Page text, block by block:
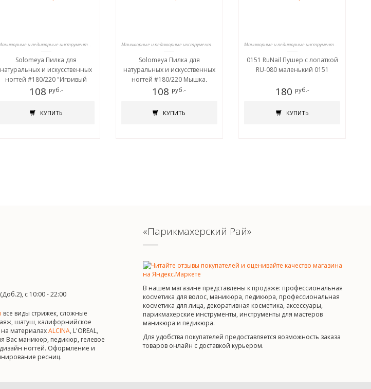
Маникюрные и педикюрные инструменты, пилки
Solomeya Пилка для
натуральных и искусственных
ногтей #180/220 "Игривый
Котенок"/Playful Kitten Nail File
108 руб.-
КУПИТЬ
Маникюрные и педикюрные инструменты, пилки
Solomeya Пилка для
натуральных и искусственных
ногтей #180/220 Мышка,
приносящая удачу /Mouse for
108 руб.-
КУПИТЬ
Маникюрные и педикюрные инструменты, пилки
0151 RuNail Пушер с лопаткой
RU-080 маленький 0151
180 руб.-
КУПИТЬ
c 10:00 - 22:00
все виды стрижек, сложные
шатуш, калифорнийское
материалахALCINA, L'OREAL,
Вас маникюр, педикюр, гелевое
ногтей. Оформление и
ресниц.
«Парикмахерский Рай»
В нашем магазине представлены к продаже: профессиональная
косметика для волос, маникюра, педикюра, профессиональная
косметика для лица, декоративная косметика, аксессуары,
парикмахерские инструменты, инструменты для мастеров
маникюра и педикюра.
Для удобства покупателей предоставляется возможность заказа
товаров онлайн с доставкой курьером.